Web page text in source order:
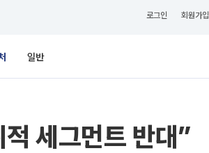
로그인 회원가입
일반
세그먼트 반대”